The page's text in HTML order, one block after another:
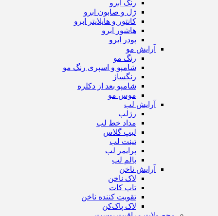
رنگ ابرو
ژل و صابون ابرو
کانتور و هایلایتر ابرو
هاشور ابرو
پودر ابرو
آرایش مو
رنگ مو
شامپو و اسپری رنگ مو
رنگساژ
شامپو بعد از دکلره
موس مو
آرایش لب
رژ‌لب
مداد خط لب
لیپ گلاس
تینت لب
پرایمر لب
بالم لب
آرایش ناخن
لاک ناخن
تاپ‌ کات
تقویت کننده ناخن
لاک پاک‌کن